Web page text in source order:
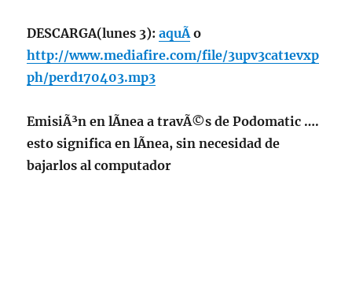
de
DESCARGA(lunes 3):aquÃ­ o
http://www.mediafire.com/file/3upv3cat1evxp
ph/perd170403.mp3
EmisiÃ³n en lÃ­nea a travÃ©s de Podomatic ….
esto significa en lÃ­nea, sin necesidad de
bajarlos al computador